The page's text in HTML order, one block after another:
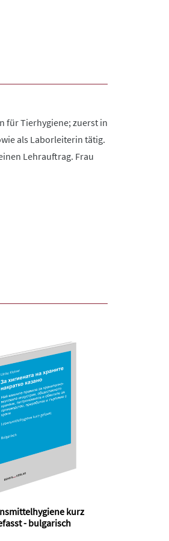
für Tierhygiene; zuerst in
als Laborleiterin tätig.
Lehrauftrag. Frau
kurz
- bulgarisch